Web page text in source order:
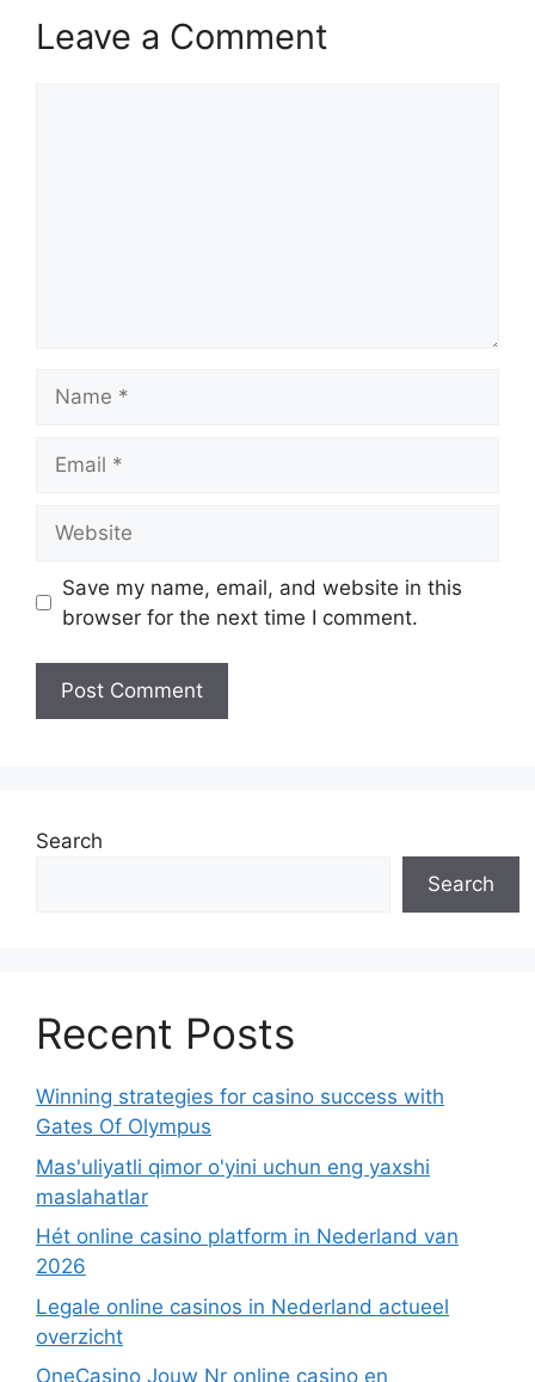
Leave a Comment
Save my name, email, and website in this
browser for the next time I comment.
Search
Search
Recent Posts
Winning strategies for casino success with
Gates Of Olympus
Mas'uliyatli qimor o'yini uchun eng yaxshi
maslahatlar
Hét online casino platform in Nederland van
2026
Legale online casinos in Nederland actueel
overzicht
OneCasino Jouw Nr online casino en